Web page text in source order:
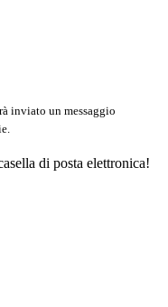
inviato un messaggio
di posta elettronica!